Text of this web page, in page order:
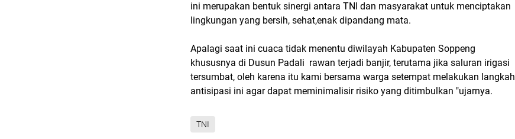
ini merupakan bentuk sinergi antara TNI dan masyarakat untuk menciptakan
lingkungan yang bersih, sehat,enak dipandang mata.
Apalagi saat ini cuaca tidak menentu diwilayah Kabupaten Soppeng
khususnya di Dusun Padali rawan terjadi banjir, terutama jika saluran irigasi
tersumbat, oleh karena itu kami bersama warga setempat melakukan langkah
antisipasi ini agar dapat meminimalisir risiko yang ditimbulkan "ujarnya.
TNI